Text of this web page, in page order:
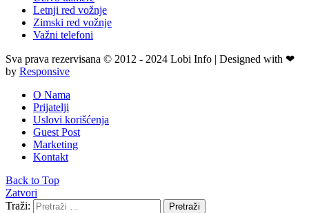
Letnji red vožnje
Zimski red vožnje
Važni telefoni
Sva prava rezervisana © 2012 - 2024 Lobi Info | Designed with ❤
by Responsive
O Nama
Prijatelji
Uslovi korišćenja
Guest Post
Marketing
Kontakt
Back to Top
Zatvori
Traži:
Pretraži